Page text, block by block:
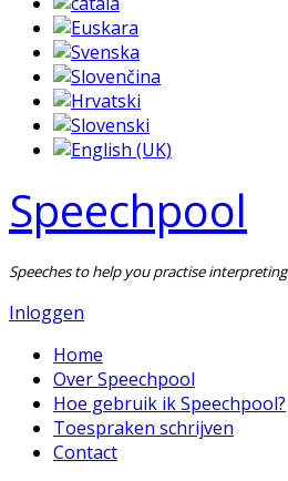
Speechpool
Speeches to help you practise interpreting
Inloggen
Home
Over Speechpool
Hoe gebruik ik Speechpool?
Toespraken schrijven
Contact